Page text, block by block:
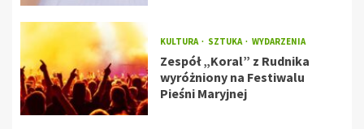
KULTURA SZTUKA WYDARZENIA
Zespół „Koral” z Rudnika
wyróżniony na Festiwalu
Pieśni Maryjnej